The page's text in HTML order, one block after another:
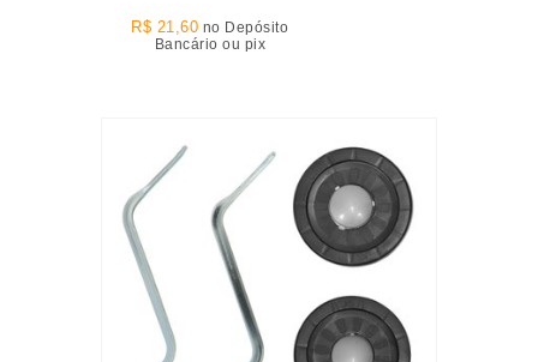
R$ 21,60 no Depósito
Bancário ou pix